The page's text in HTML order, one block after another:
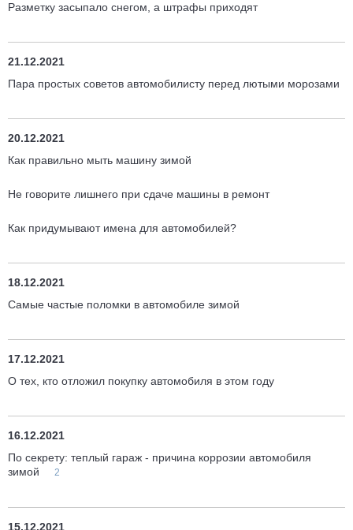
Разметку засыпало снегом, а штрафы приходят
21.12.2021
Пара простых советов автомобилисту перед лютыми морозами
20.12.2021
Как правильно мыть машину зимой
Не говорите лишнего при сдаче машины в ремонт
Как придумывают имена для автомобилей?
18.12.2021
Самые частые поломки в автомобиле зимой
17.12.2021
О тех, кто отложил покупку автомобиля в этом году
16.12.2021
По секрету: теплый гараж - причина коррозии автомобиля
зимой
2
15.12.2021